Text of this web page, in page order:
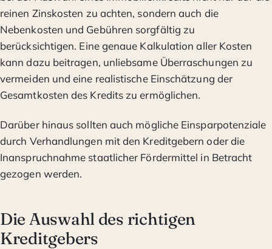
reinen Zinskosten zu achten, sondern auch die
Nebenkosten und Gebühren sorgfältig zu
berücksichtigen. Eine genaue Kalkulation aller Kosten
kann dazu beitragen, unliebsame Überraschungen zu
vermeiden und eine realistische Einschätzung der
Gesamtkosten des Kredits zu ermöglichen.
Darüber hinaus sollten auch mögliche Einsparpotenziale
durch Verhandlungen mit den Kreditgebern oder die
Inanspruchnahme staatlicher Fördermittel in Betracht
gezogen werden.
Die Auswahl des richtigen
Kreditgebers